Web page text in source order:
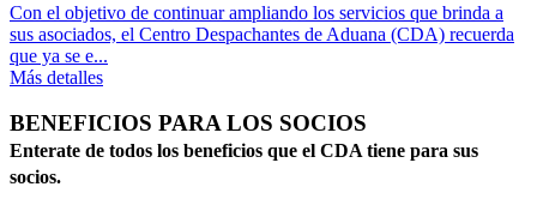
Con el objetivo de continuar ampliando los servicios que brinda a
sus asociados, el Centro Despachantes de Aduana (CDA) recuerda
que ya se e...
Más detalles
BENEFICIOS PARA LOS SOCIOS
Enterate de todos los beneficios que el CDA tiene para sus
socios.